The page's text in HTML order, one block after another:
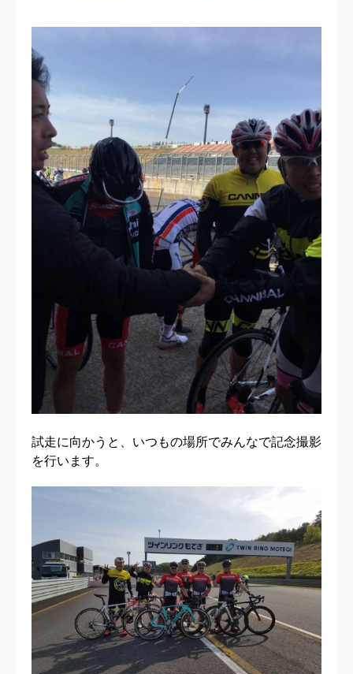
試走に向かうと、いつもの場所でみんなで記念撮影
を行います。